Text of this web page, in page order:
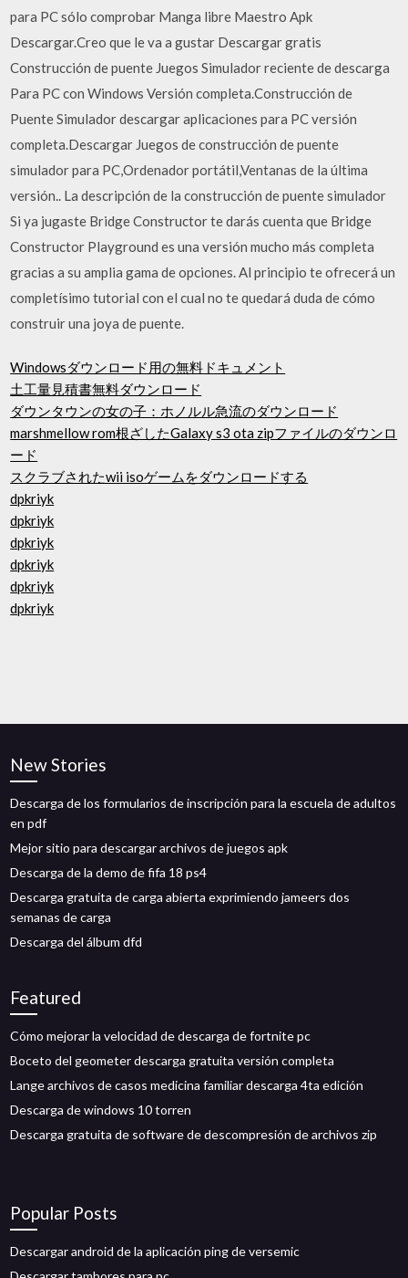
para PC sólo comprobar Manga libre Maestro Apk
Descargar.Creo que le va a gustar Descargar gratis
Construcción de puente Juegos Simulador reciente de descarga
Para PC con Windows Versión completa.Construcción de
Puente Simulador descargar aplicaciones para PC versión
completa.Descargar Juegos de construcción de puente
simulador para PC,Ordenador portátil,Ventanas de la última
versión.. La descripción de la construcción de puente simulador
Si ya jugaste Bridge Constructor te darás cuenta que Bridge
Constructor Playground es una versión mucho más completa
gracias a su amplia gama de opciones. Al principio te ofrecerá un
completísimo tutorial con el cual no te quedará duda de cómo
construir una joya de puente.
Windowsダウンロード用の無料ドキュメント
土工量見積書無料ダウンロード
ダウンタウンの女の子：ホノルル急流のダウンロード
marshmellow rom根ざしたGalaxy s3 ota zipファイルのダウンロ
ード
スクラブされたwii isoゲームをダウンロードする
dpkriyk
dpkriyk
dpkriyk
dpkriyk
dpkriyk
dpkriyk
New Stories
Descarga de los formularios de inscripción para la escuela de adultos
en pdf
Mejor sitio para descargar archivos de juegos apk
Descarga de la demo de fifa 18 ps4
Descarga gratuita de carga abierta exprimiendo jameers dos
semanas de carga
Descarga del álbum dfd
Featured
Cómo mejorar la velocidad de descarga de fortnite pc
Boceto del geometer descarga gratuita versión completa
Lange archivos de casos medicina familiar descarga 4ta edición
Descarga de windows 10 torren
Descarga gratuita de software de descompresión de archivos zip
Popular Posts
Descargar android de la aplicación ping de versemic